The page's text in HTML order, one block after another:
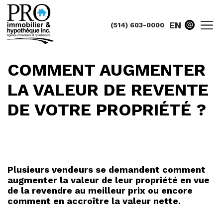
(514) 603-0000 EN
COMMENT AUGMENTER
LA VALEUR DE REVENTE
DE VOTRE PROPRIÉTÉ ?
Plusieurs vendeurs se demandent comment
augmenter la valeur de leur propriété en vue
de la revendre au meilleur prix ou encore
comment en accroître la valeur nette.